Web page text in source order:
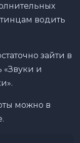
водить
зайти в
«Звуки и
можно в